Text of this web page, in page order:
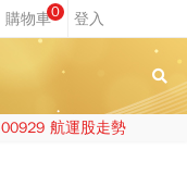
0
00929 航運股走勢